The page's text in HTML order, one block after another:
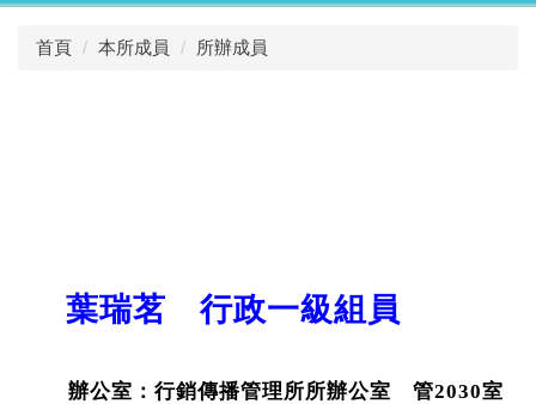
首頁 本所成員 所辦成員
葉瑞茗 行政一級組員
辦公室：行銷傳播管理所所辦公室 管2030室